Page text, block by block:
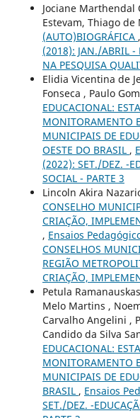
Jociane Marthendal
Estevam, Thiago
(AUTO)BIOGRÁFICA ,
(2018): JAN./ABRIL -
NA PESQUISA
Elidia Vicentina de
Fonseca , Paulo
EDUCACIONAL:
MONITORAMENTO
MUNICIPAIS DE
OESTE DO BRASIL ,
(2022): SET./DEZ. -
SOCIAL - PARTE 3
Lincoln Akira
CONSELHO
CRIAÇÃO,
, Ensaios
CONSELHOS
REGIÃO
CRIAÇÃO,
Petula
Melo Martins ,
Carvalho Angelini ,
Candido da Silva
EDUCACIONAL:
MONITORAMENTO
MUNICIPAIS DE
BRASIL , Ensaios
SET./DEZ. -